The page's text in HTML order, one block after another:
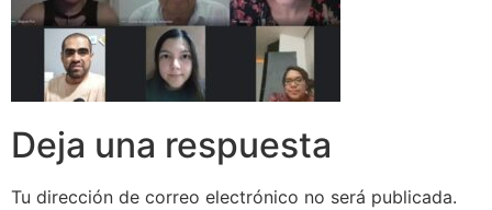
Deja una respuesta
Tu dirección de correo electrónico no será publicada.